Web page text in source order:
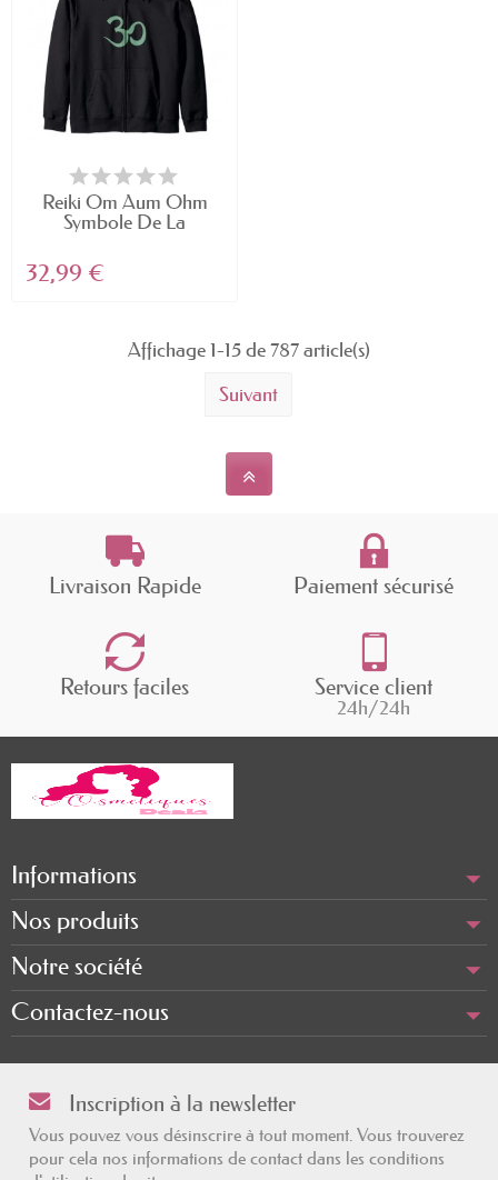
Reiki Om Aum Ohm
Symbole De La
32,99 €
Affichage 1-15 de 787 article(s)
Suivant
Livraison Rapide Paiement sécurisé
Retours faciles Service client
24h/24h
Informations
Nos produits
Notre société
Contactez-nous
Inscription à la newsletter
Vous pouvez vous désinscrire à tout moment. Vous trouverez
pour cela nos informations de contact dans les conditions